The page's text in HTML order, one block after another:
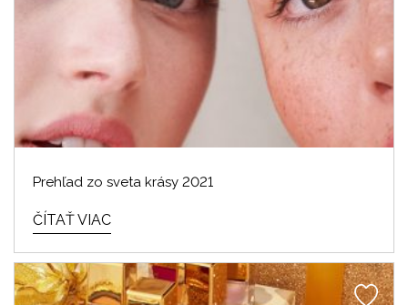
Prehľad zo sveta krásy 2021
ČÍTAŤ VIAC